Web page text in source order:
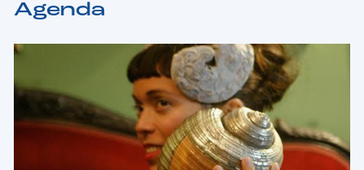
Agenda